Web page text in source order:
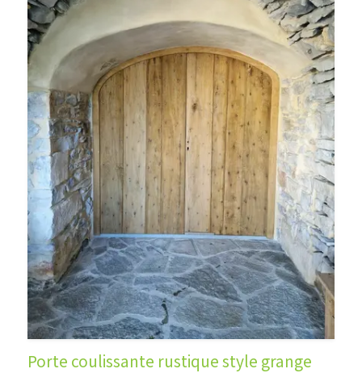
Porte coulissante rustique style grange